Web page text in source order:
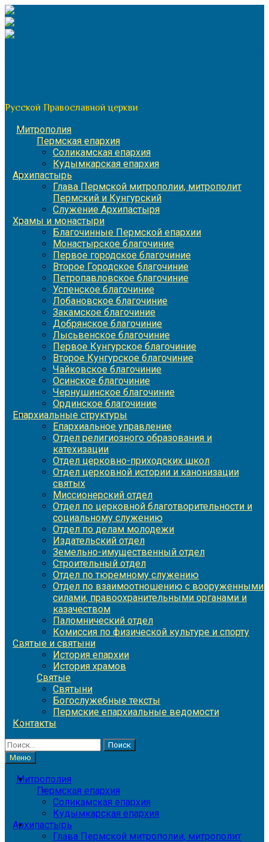
Перейти
к
содержимому
Русской Православной церкви
Митрополия
Пермская епархия
Соликамская епархия
Кудымкарская епархия
Архипастырь
Глава Пермской митрополии, митрополит
Пермский и Кунгурский
Служение Архипастыря
Храмы и монастыри
Благочинные Пермской епархии
Монастырское благочиние
Первое городское благочиние
Второе Городское благочиние
Петропавловское благочиние
Успенское благочиние
Лобановское благочиние
Закамское благочиние
Добрянское благочиние
Лысьвенское благочиние
Первое Кунгурское благочиние
Второе Кунгурское благочиние
Чайковское благочиние
Осинское благочиние
Чернушинское благочиние
Ординское благочиние
Епархиальные структуры
Епархиальное управление
Отдел религиозного образования и
катехизации
Отдел церковно-приходских школ
Отдел церковной истории и канонизации
святых
Миссионерский отдел
Отдел по церковной благотворительности и
социальному служению
Отдел по делам молодежи
Издательский отдел
Земельно-имущественный отдел
Строительный отдел
Отдел по тюремному служению
Отдел по взаимоотношению с вооруженными
силами, правоохранительными органами и
казачеством
Паломнический отдел
Комиссия по физической культуре и спорту
Святые и святыни
История епархии
История храмов
Святые
Святыни
Богослужебные тексты
Пермские епархиальные ведомости
Контакты
Найти:
Меню
Митрополия
Пермская епархия
Соликамская епархия
Кудымкарская епархия
Архипастырь
Глава Пермской митрополии, митрополит